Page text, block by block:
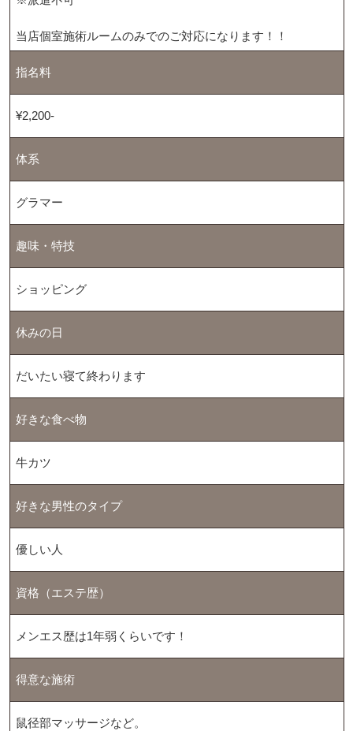
当店個室施術ルームのみでのご対応になります！！
指名料
¥2,200-
体系
グラマー
趣味・特技
ショッピング
休みの日
だいたい寝て終わります
好きな食べ物
牛カツ
好きな男性のタイプ
優しい人
資格（エステ歴）
メンエス歴は1年弱くらいです！
得意な施術
鼠径部マッサージなど。